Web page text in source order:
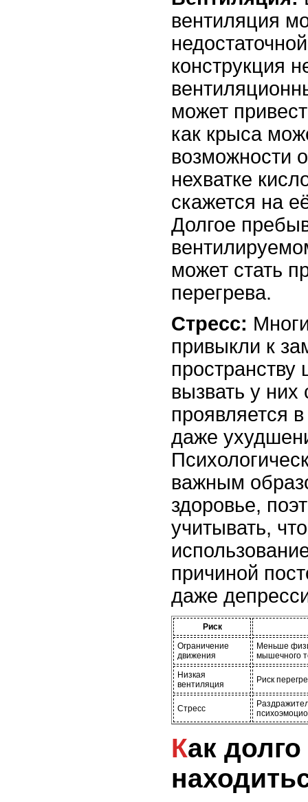
вентиляция
конструкция
может
как крыса
возможности
нехватке
скажется на
Долгое
может стать
перегрева.
Стресс:
привыкли к
вызвать у них
проявляется
даже
важным
здоровье,
учитывать,
причиной
даже
Риск
Ограничение
движения
Меньше
мышечного
Низкая
вентиляция
Риск
Стресс
Как долго крыса может